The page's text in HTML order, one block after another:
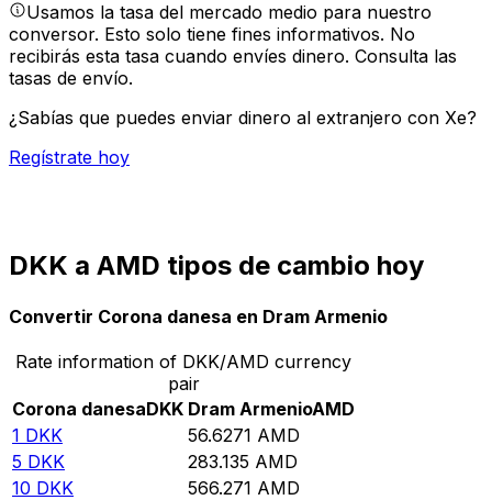
Usamos la tasa del mercado medio para nuestro
conversor. Esto solo tiene fines informativos. No
recibirás esta tasa cuando envíes dinero. Consulta las
tasas de envío.
¿Sabías que puedes enviar dinero al extranjero con Xe?
Regístrate hoy
DKK a AMD tipos de cambio hoy
Convertir Corona danesa en Dram Armenio
Rate information of DKK/AMD currency
pair
Corona danesaDKK Dram ArmenioAMD
1 DKK 56.6271 AMD
5 DKK 283.135 AMD
10 DKK 566.271 AMD